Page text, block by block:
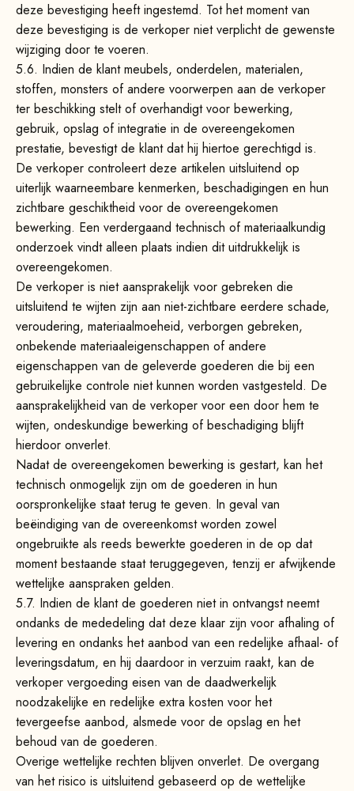
deze bevestiging heeft ingestemd. Tot het moment van
deze bevestiging is de verkoper niet verplicht de gewenste
wijziging door te voeren.
5.6. Indien de klant meubels, onderdelen, materialen,
stoffen, monsters of andere voorwerpen aan de verkoper
ter beschikking stelt of overhandigt voor bewerking,
gebruik, opslag of integratie in de overeengekomen
prestatie, bevestigt de klant dat hij hiertoe gerechtigd is.
De verkoper controleert deze artikelen uitsluitend op
uiterlijk waarneembare kenmerken, beschadigingen en hun
zichtbare geschiktheid voor de overeengekomen
bewerking. Een verdergaand technisch of materiaalkundig
onderzoek vindt alleen plaats indien dit uitdrukkelijk is
overeengekomen.
De verkoper is niet aansprakelijk voor gebreken die
uitsluitend te wijten zijn aan niet-zichtbare eerdere schade,
veroudering, materiaalmoeheid, verborgen gebreken,
onbekende materiaaleigenschappen of andere
eigenschappen van de geleverde goederen die bij een
gebruikelijke controle niet kunnen worden vastgesteld. De
aansprakelijkheid van de verkoper voor een door hem te
wijten, ondeskundige bewerking of beschadiging blijft
hierdoor onverlet.
Nadat de overeengekomen bewerking is gestart, kan het
technisch onmogelijk zijn om de goederen in hun
oorspronkelijke staat terug te geven. In geval van
beëindiging van de overeenkomst worden zowel
ongebruikte als reeds bewerkte goederen in de op dat
moment bestaande staat teruggegeven, tenzij er afwijkende
wettelijke aanspraken gelden.
5.7. Indien de klant de goederen niet in ontvangst neemt
ondanks de mededeling dat deze klaar zijn voor afhaling of
levering en ondanks het aanbod van een redelijke afhaal- of
leveringsdatum, en hij daardoor in verzuim raakt, kan de
verkoper vergoeding eisen van de daadwerkelijk
noodzakelijke en redelijke extra kosten voor het
tevergeefse aanbod, alsmede voor de opslag en het
behoud van de goederen.
Overige wettelijke rechten blijven onverlet. De overgang
van het risico is uitsluitend gebaseerd op de wettelijke